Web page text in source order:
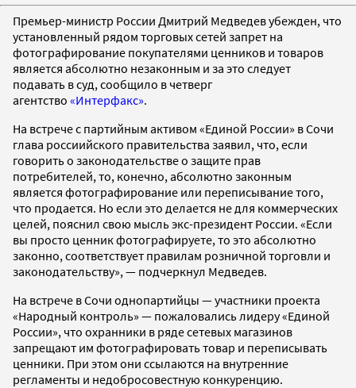
Премьер-министр России Дмитрий Медведев убежден, что
установленный рядом торговых сетей запрет на
фотографирование покупателями ценников и товаров
является абсолютно незаконным и за это следует
подавать в суд, сообщило в четверг
агентство «Интерфакс».
На встрече с партийным активом «Единой России» в Сочи
глава россиийского правительства заявил, что, если
говорить о законодательстве о защите прав
потребителей, то, конечно, абсолютно законным
является фотографирование или переписывание того,
что продается. Но если это делается не для коммерческих
целей, пояснил свою мысль экс-президент России. «Если
вы просто ценник фотографируете, то это абсолютно
законно, соответствует правилам розничной торговли и
законодательству», — подчеркнул Медведев.
На встрече в Сочи однопартийцы — участники проекта
«Народный контроль» — пожаловались лидеру «Единой
России», что охранники в ряде сетевых магазинов
запрещают им фотографировать товар и переписывать
ценники. При этом они ссылаются на внутренние
регламенты и недобросовестную конкуренцию.